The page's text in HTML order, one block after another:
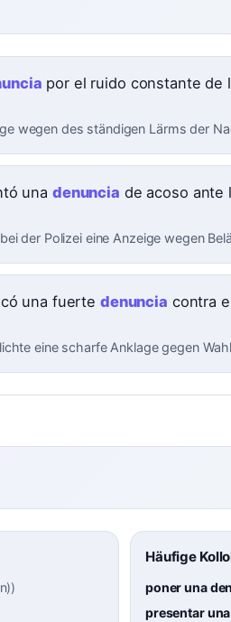
por el ruido constante de
wegen des ständigen Lärms der
una denuncia de acoso ante
der Polizei eine Anzeige wegen
una fuerte denuncia contra
eine scharfe Anklage gegen
)
Häufige
poner una
presentar